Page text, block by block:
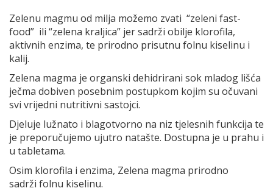
Zelenu magmu od milja možemo zvati “zeleni fast-
food” ili “zelena kraljica” jer sadrži obilje klorofila,
aktivnih enzima, te prirodno prisutnu folnu kiselinu i
kalij.
Zelena magma je organski dehidrirani sok mladog lišća
ječma dobiven posebnim postupkom kojim su očuvani
svi vrijedni nutritivni sastojci.
Djeluje lužnato i blagotvorno na niz tjelesnih funkcija te
je preporučujemo ujutro natašte. Dostupna je u prahu i
u tabletama.
Osim klorofila i enzima, Zelena magma prirodno
sadrži folnu kiselinu.